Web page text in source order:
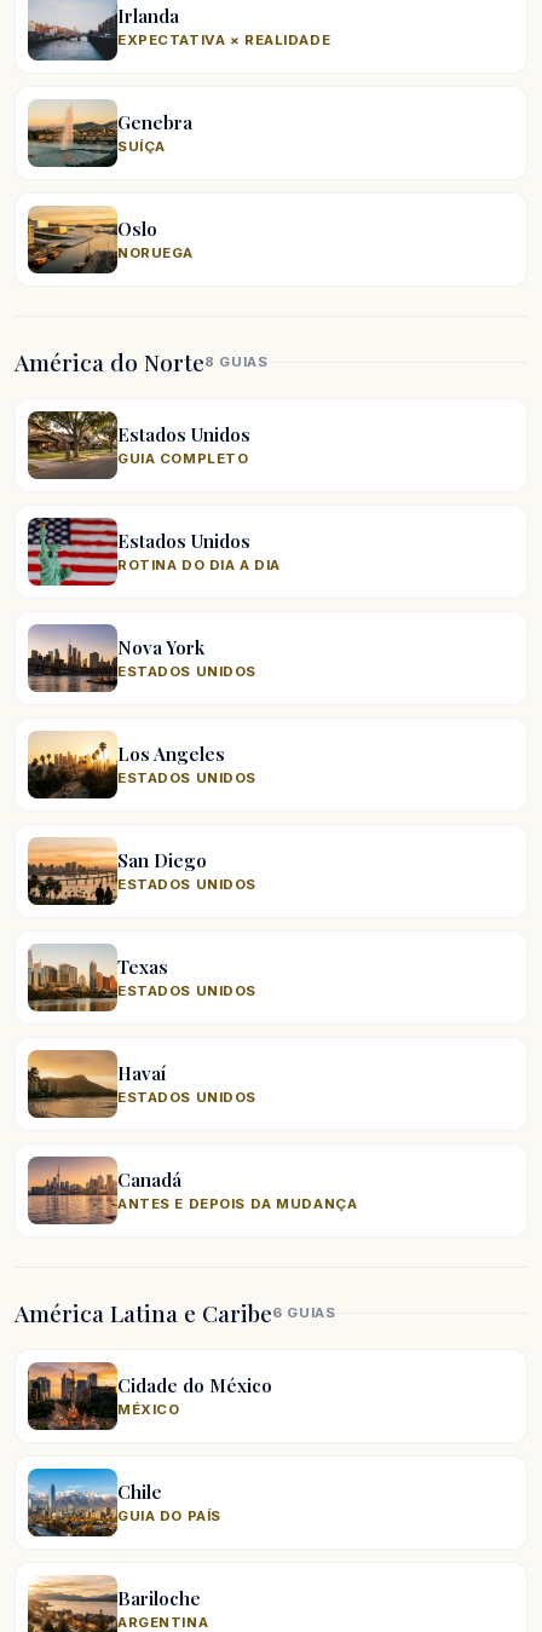
Irlanda
EXPECTATIVA × REALIDADE
Genebra
SUÍÇA
Oslo
NORUEGA
América do Norte8 GUIAS
Estados Unidos
GUIA COMPLETO
Estados Unidos
ROTINA DO DIA A DIA
Nova York
ESTADOS UNIDOS
Los Angeles
ESTADOS UNIDOS
San Diego
ESTADOS UNIDOS
Texas
ESTADOS UNIDOS
Havaí
ESTADOS UNIDOS
Canadá
ANTES E DEPOIS DA MUDANÇA
América Latina e Caribe6 GUIAS
Cidade do México
MÉXICO
Chile
GUIA DO PAÍS
Bariloche
ARGENTINA